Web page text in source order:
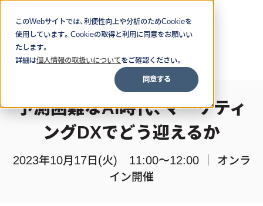
このWebサイトでは、利便性向上や分析のためCookieを
使用しています。Cookieの取得と利用に同意をお願いい
たします。
詳細は個人情報の取扱いについてをご確認ください。
同意する
予測困難なAI時代、マーケティ
ングDXでどう迎えるか
2023年10月17日(火) 11:00～12:00｜ オンラ
イン開催